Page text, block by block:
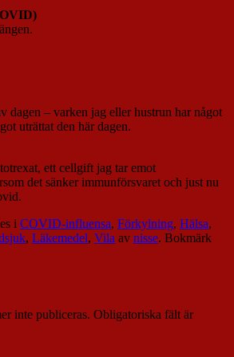
dagen – varken jag eller hustrun har något
uträttat den här dagen.
ett cellgift jag tar emot
det sänker immunförsvaret och just nu
i COVID-influensa, Förkylning, Hälsa,
, Läkemedel, Vila av nisse. Bokmärk
inte publiceras. Obligatoriska fält är